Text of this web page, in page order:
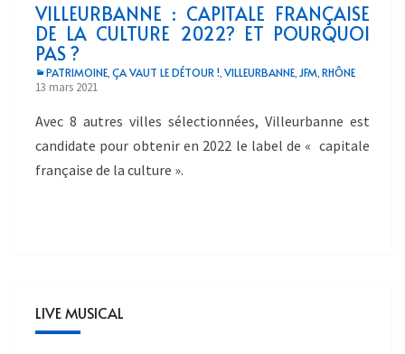
VILLEURBANNE : CAPITALE FRANÇAISE
DE LA CULTURE 2022? ET POURQUOI
PAS ?
PATRIMOINE, ÇA VAUT LE DÉTOUR !, VILLEURBANNE, JFM, RHÔNE
13 mars 2021
Avec 8 autres villes sélectionnées, Villeurbanne est
candidate pour obtenir en 2022 le label de « capitale
française de la culture ».
LIVE MUSICAL